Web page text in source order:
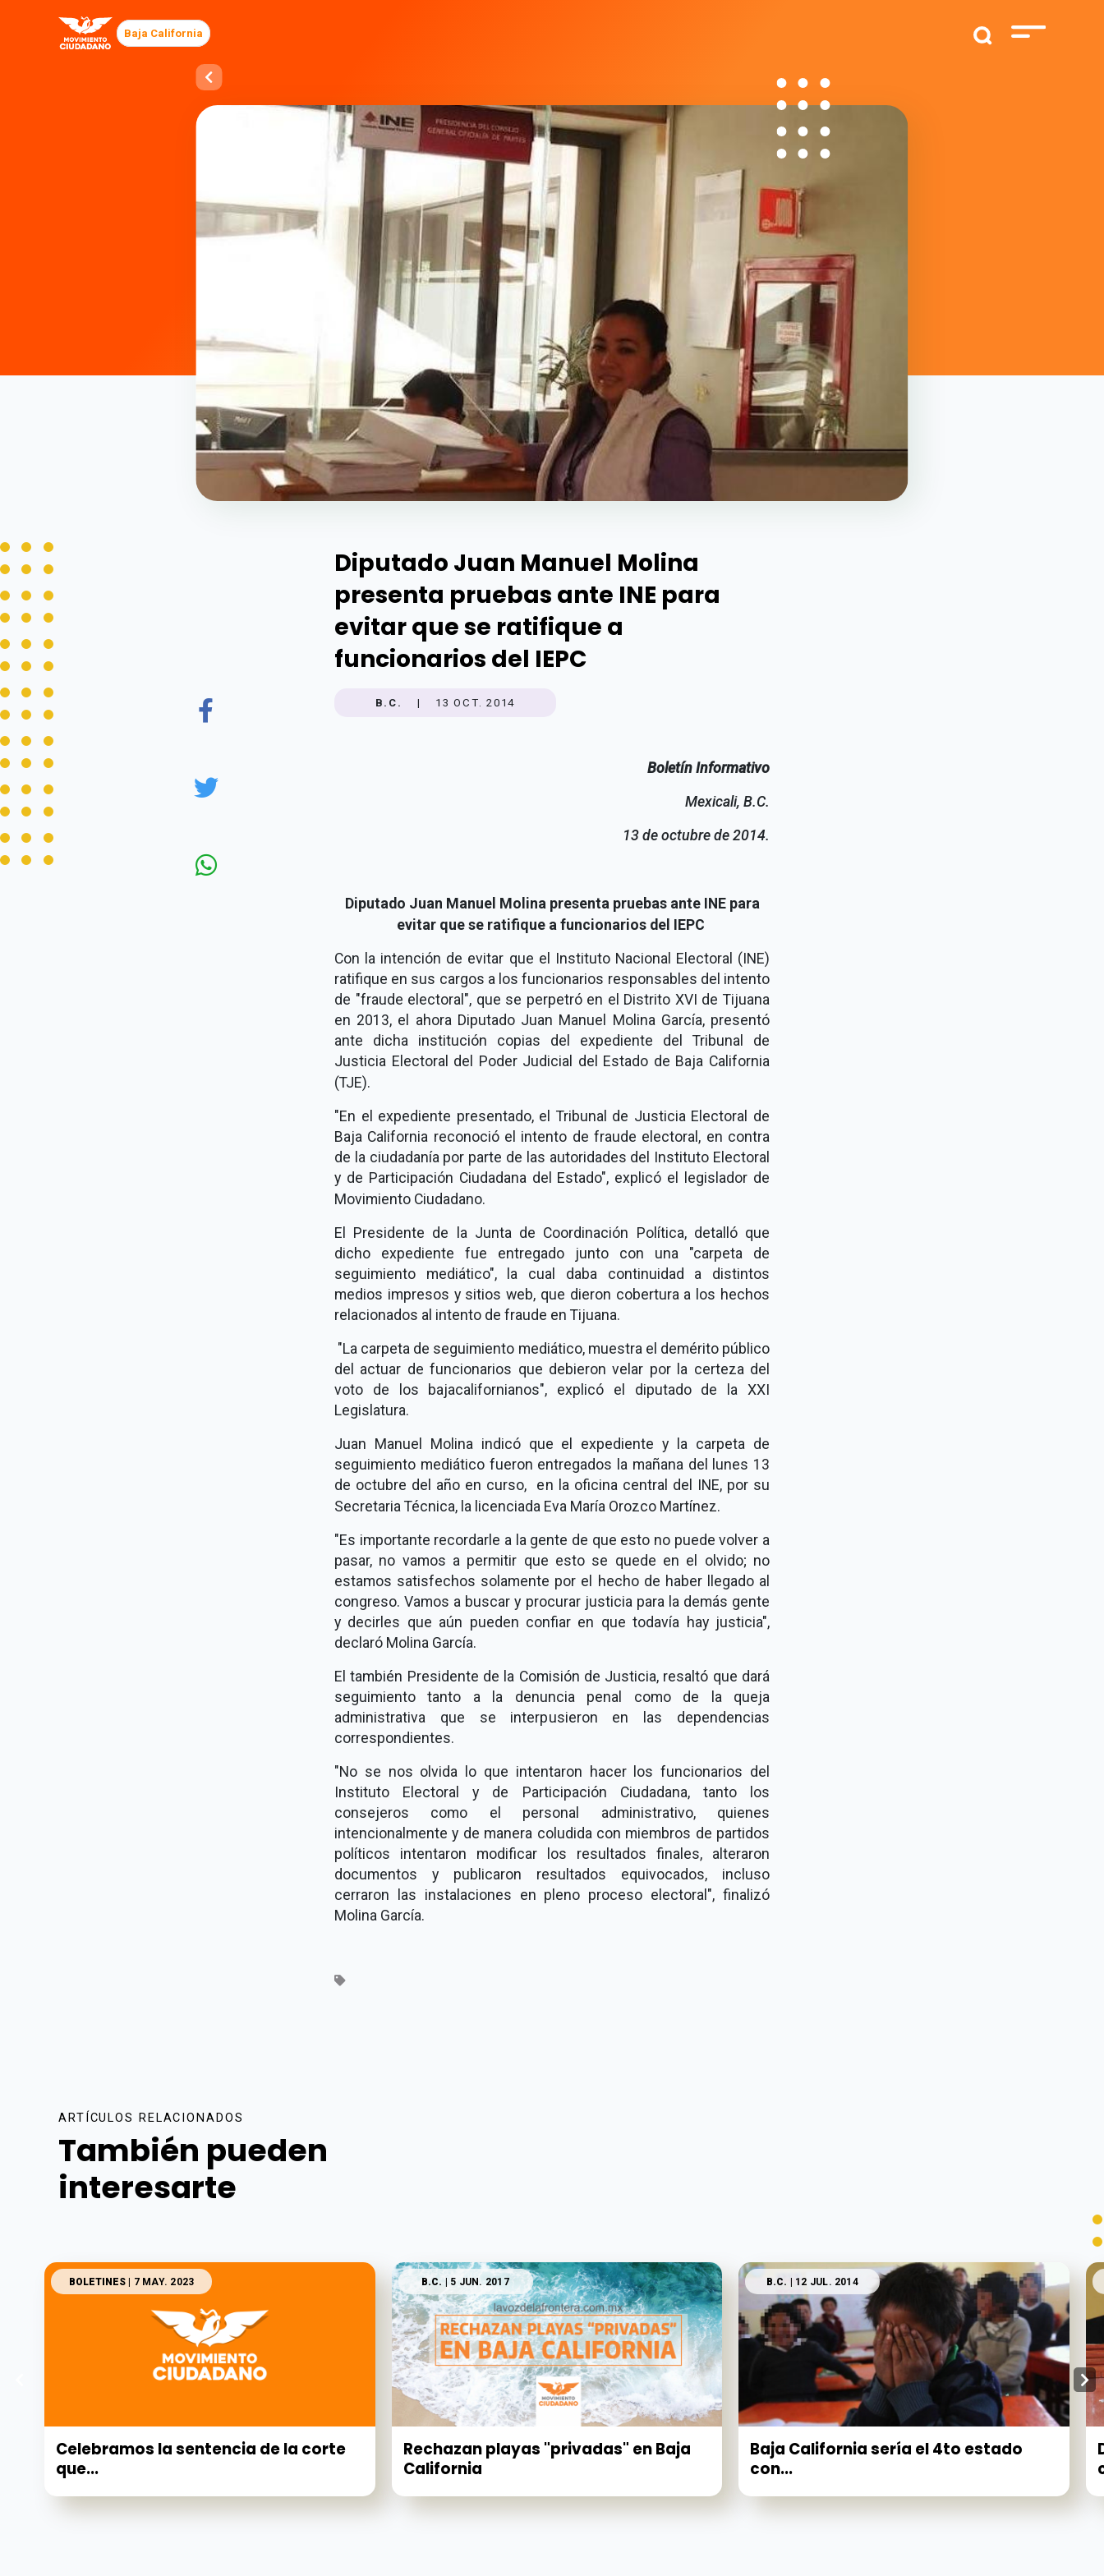
Baja California
Diputado Juan Manuel Molina
presenta pruebas ante INE para
evitar que se ratifique a
funcionarios del IEPC
B.C. | 13 OCT. 2014
Boletín Informativo
Mexicali, B.C.
13 de octubre de 2014.
Diputado Juan Manuel Molina presenta pruebas ante INE para
evitar que se ratifique a funcionarios del IEPC
Con la intención de evitar que el Instituto Nacional Electoral (INE)
ratifique en sus cargos a los funcionarios responsables del intento
de "fraude electoral", que se perpetró en el Distrito XVI de Tijuana
en 2013, el ahora Diputado Juan Manuel Molina García, presentó
ante dicha institución copias del expediente del Tribunal de
Justicia Electoral del Poder Judicial del Estado de Baja California
(TJE).
"En el expediente presentado, el Tribunal de Justicia Electoral de
Baja California reconoció el intento de fraude electoral, en contra
de la ciudadanía por parte de las autoridades del Instituto Electoral
y de Participación Ciudadana del Estado", explicó el legislador de
Movimiento Ciudadano.
El Presidente de la Junta de Coordinación Política, detalló que
dicho expediente fue entregado junto con una "carpeta de
seguimiento mediático", la cual daba continuidad a distintos
medios impresos y sitios web, que dieron cobertura a los hechos
relacionados al intento de fraude en Tijuana.
"La carpeta de seguimiento mediático, muestra el demérito público
del actuar de funcionarios que debieron velar por la certeza del
voto de los bajacalifornianos", explicó el diputado de la XXI
Legislatura.
Juan Manuel Molina indicó que el expediente y la carpeta de
seguimiento mediático fueron entregados la mañana del lunes 13
de octubre del año en curso, en la oficina central del INE, por su
Secretaria Técnica, la licenciada Eva María Orozco Martínez.
"Es importante recordarle a la gente de que esto no puede volver a
pasar, no vamos a permitir que esto se quede en el olvido; no
estamos satisfechos solamente por el hecho de haber llegado al
congreso. Vamos a buscar y procurar justicia para la demás gente
y decirles que aún pueden confiar en que todavía hay justicia",
declaró Molina García.
El también Presidente de la Comisión de Justicia, resaltó que dará
seguimiento tanto a la denuncia penal como de la queja
administrativa que se interpusieron en las dependencias
correspondientes.
"No se nos olvida lo que intentaron hacer los funcionarios del
Instituto Electoral y de Participación Ciudadana, tanto los
consejeros como el personal administrativo, quienes
intencionalmente y de manera coludida con miembros de partidos
políticos intentaron modificar los resultados finales, alteraron
documentos y publicaron resultados equivocados, incluso
cerraron las instalaciones en pleno proceso electoral", finalizó
Molina García.
ARTÍCULOS RELACIONADOS
También pueden
interesarte
BOLETINES | 7 MAY. 2023
Celebramos la sentencia de la corte
que...
B.C. | 5 JUN. 2017
Rechazan playas "privadas" en Baja
California
B.C. | 12 JUL. 2014
Baja California sería el 4to estado
con...